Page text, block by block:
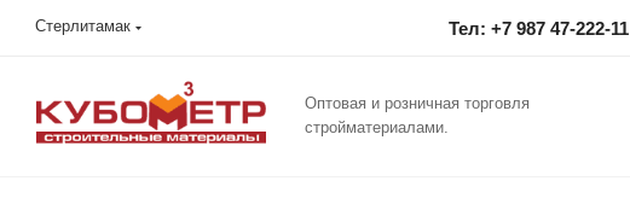
Стерлитамак Тел: +7 987 47-222-11
Оптовая и розничная торговля
стройматериалами.